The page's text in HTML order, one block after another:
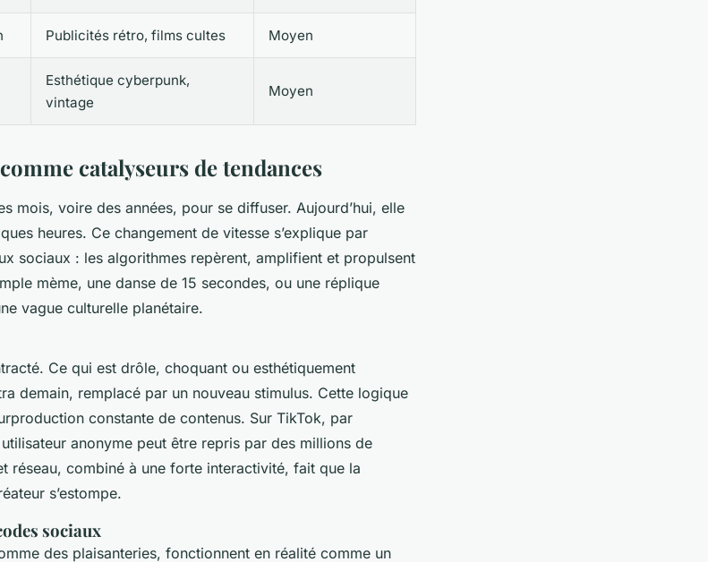
Publicités rétro, films cultes Moyen
Esthétique cyberpunk,
vintage
Moyen
catalyseurs de tendances
mois, voire des années, pour se diffuser. Aujourd’hui, elle
heures. Ce changement de vitesse s’explique par
sociaux : les algorithmes repèrent, amplifient et propulsent
mème, une danse de 15 secondes, ou une réplique
vague culturelle planétaire.
Ce qui est drôle, choquant ou esthétiquement
demain, remplacé par un nouveau stimulus. Cette logique
constante de contenus. Sur TikTok, par
anonyme peut être repris par des millions de
réseau, combiné à une forte interactivité, fait que la
s’estompe.
sociaux
des plaisanteries, fonctionnent en réalité comme un